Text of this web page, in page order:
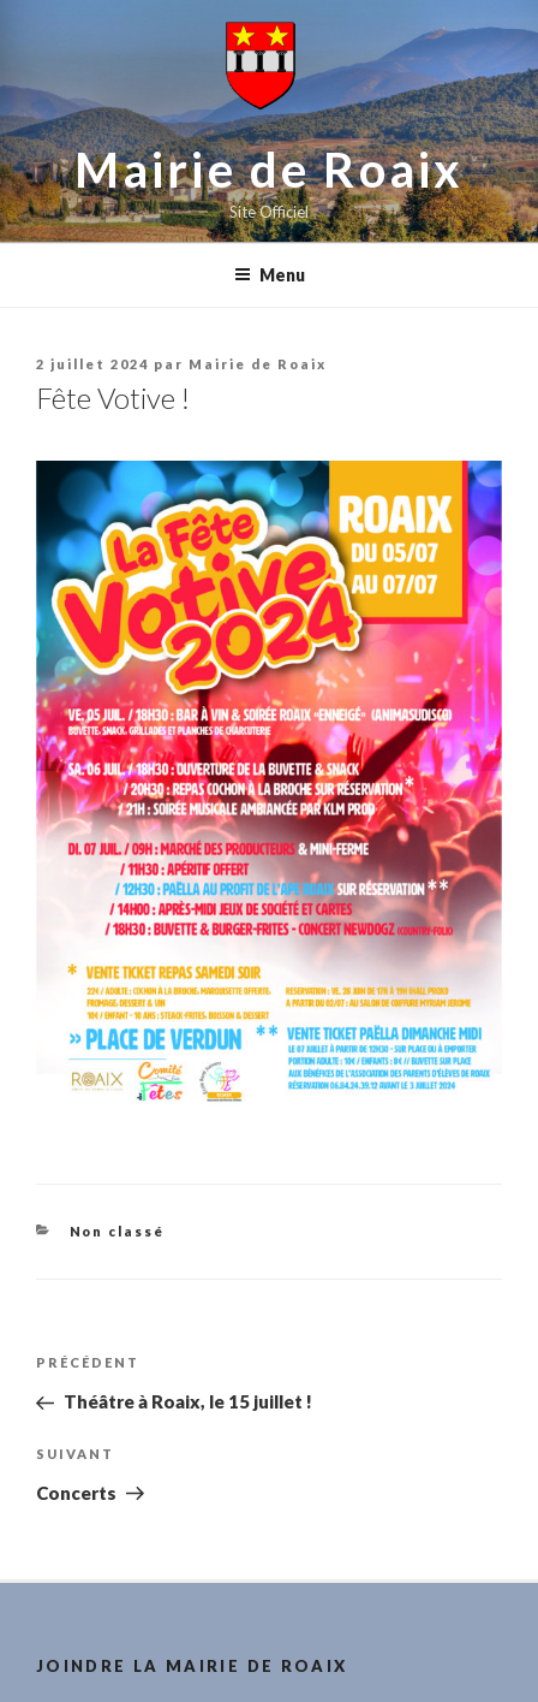
principal
Mairie de Roaix
Site Officiel
Menu
Publié
2 juillet 2024 par Mairie de Roaix
Fête Votive !
Catégories
Non classé
Navigation
l’article
Article
précédent
PRÉCÉDENT
Théâtre à Roaix, le 15 juillet !
Article
suivant
SUIVANT
Concerts
JOINDRE LA MAIRIE DE ROAIX